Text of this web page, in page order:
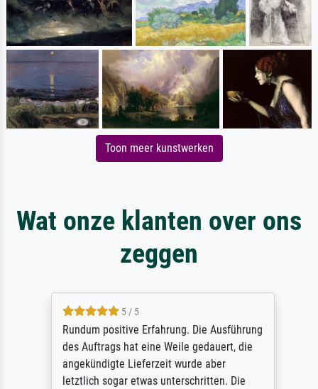
Toon meer kunstwerken
Wat onze klanten over ons
zeggen
5 / 5
Rundum positive Erfahrung. Die Ausführung
des Auftrags hat eine Weile gedauert, die
angekündigte Lieferzeit wurde aber
letztlich sogar etwas unterschritten. Die